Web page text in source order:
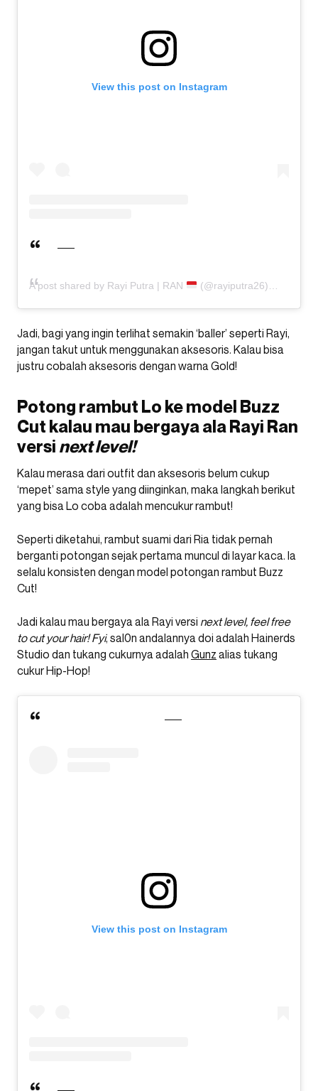
View this post on Instagram
A post shared by Rayi Putra | RAN (@rayiputra26)
Jadi, bagi yang ingin terlihat semakin ‘baller’ seperti Rayi,
jangan takut untuk menggunakan aksesoris. Kalau bisa
justru cobalah aksesoris dengan warna Gold!
Potong rambut Lo ke model Buzz
Cut kalau mau bergaya ala Rayi Ran
versi next level!
Kalau merasa dari outfit dan aksesoris belum cukup
‘mepet’ sama style yang diinginkan, maka langkah berikut
yang bisa Lo coba adalah mencukur rambut!
Seperti diketahui, rambut suami dari Ria tidak pernah
berganti potongan sejak pertama muncul di layar kaca. Ia
selalu konsisten dengan model potongan rambut Buzz
Cut!
Jadi kalau mau bergaya ala Rayi versi next level, feel free
to cut your hair! Fyi, sal0n andalannya doi adalah Hainerds
Studio dan tukang cukurnya adalah Gunz alias tukang
cukur Hip-Hop!
View this post on Instagram